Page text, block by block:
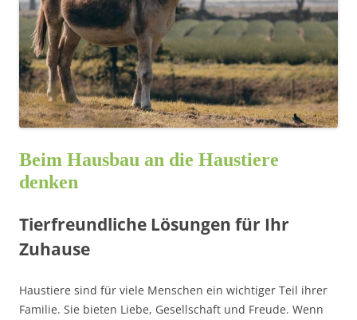
Beim Hausbau an die Haustiere
denken
Tierfreundliche Lösungen für Ihr
Zuhause
Haustiere sind für viele Menschen ein wichtiger Teil ihrer
Familie. Sie bieten Liebe, Gesellschaft und Freude. Wenn